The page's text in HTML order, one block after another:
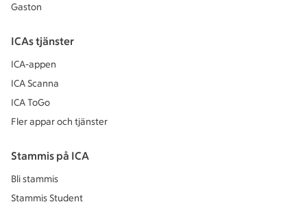
Gaston
ICAs tjänster
ICA-appen
ICA Scanna
ICA ToGo
Fler appar och tjänster
Stammis på ICA
Bli stammis
Stammis Student